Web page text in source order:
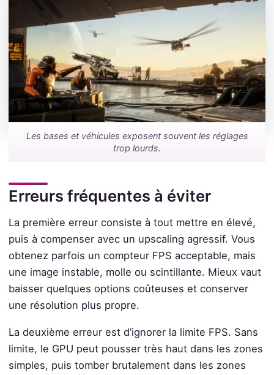
Les bases et véhicules exposent souvent les réglages
trop lourds.
Erreurs fréquentes à éviter
La première erreur consiste à tout mettre en élevé,
puis à compenser avec un upscaling agressif. Vous
obtenez parfois un compteur FPS acceptable, mais
une image instable, molle ou scintillante. Mieux vaut
baisser quelques options coûteuses et conserver
une résolution plus propre.
La deuxième erreur est d’ignorer la limite FPS. Sans
limite, le GPU peut pousser très haut dans les zones
simples, puis tomber brutalement dans les zones